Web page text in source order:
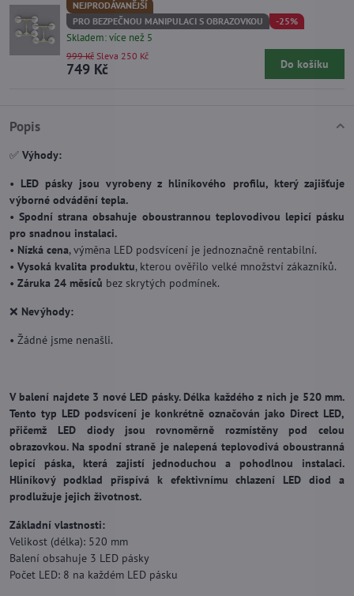
Popis
✅ Výhody:
• LED pásky jsou vyrobeny z hliníkového profilu, který zajišťuje
výborné odvádění tepla.
•Spodní strana obsahuje oboustrannou teplovodivou lepicí pásku
pro snadnou instalaci.
• Nízká cena, výměna LED podsvícení je jednoznačně rentabilní.
• Vysoká kvalita produktu, kterou ověřilo velké množství zákazníků.
• Záruka 24 měsíců bez skrytých podmínek.
❌ Nevýhody:
• Žádné jsme nenašli.
V balení najdete 3 nové LED pásky. Délka každého z nich je 520 mm.
Tento typ LED podsvícení je konkrétně označován jako Direct LED,
přičemž LED diody jsou rovnoměrně rozmístěny pod celou
obrazovkou. Na spodní straně je nalepená teplovodivá oboustranná
lepicí páska, která zajistí jednoduchou a pohodlnou instalaci.
Hliníkový podklad přispívá k efektivnímu chlazení LED diod a
prodlužuje jejich životnost.
Základní vlastnosti:
Velikost (délka): 520 mm
Balení obsahuje 3 LED pásky
Počet LED: 8 na každém LED pásku
NEJPRODÁVANĚJŠÍ
PRO BEZPEČNOU MANIPULACI S OBRAZOVKOU
-25%
Skladem: více než 5
749 Kč
999 Kč Sleva 250 Kč
Do košíku